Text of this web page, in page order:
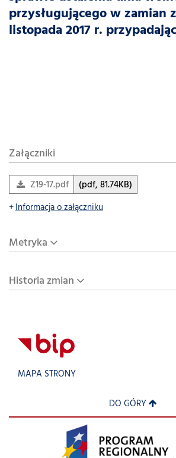
przysługującego w zamian
listopada 2017 r.
Załączniki
Z19-17.pdf
(pdf, 81.74KB)
Informacja o załączniku
Metryka
Historia zmian
MAPA STRONY
DO GÓRY